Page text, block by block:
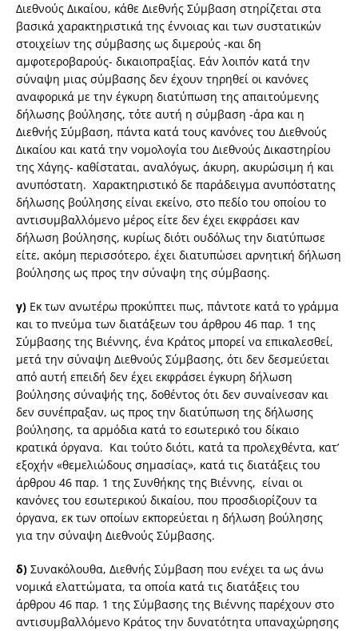
Διεθνούς Δικαίου, κάθε Διεθνής Σύμβαση στηρίζεται στα
βασικά χαρακτηριστικά της έννοιας και των συστατικών
στοιχείων της σύμβασης ως διμερούς -και δη
αμφοτεροβαρούς- δικαιοπραξίας. Εάν λοιπόν κατά την
σύναψη μιας σύμβασης δεν έχουν τηρηθεί οι κανόνες
αναφορικά με την έγκυρη διατύπωση της απαιτούμενης
δήλωσης βούλησης, τότε αυτή η σύμβαση -άρα και η
Διεθνής Σύμβαση, πάντα κατά τους κανόνες του Διεθνούς
Δικαίου και κατά την νομολογία του Διεθνούς Δικαστηρίου
της Χάγης- καθίσταται, αναλόγως, άκυρη, ακυρώσιμη ή και
ανυπόστατη. Χαρακτηριστικό δε παράδειγμα ανυπόστατης
δήλωσης βούλησης είναι εκείνο, στο πεδίο του οποίου το
αντισυμβαλλόμενο μέρος είτε δεν έχει εκφράσει καν
δήλωση βούλησης, κυρίως διότι ουδόλως την διατύπωσε
είτε, ακόμη περισσότερο, έχει διατυπώσει αρνητική δήλωση
βούλησης ως προς την σύναψη της σύμβασης.
γ) Εκ των ανωτέρω προκύπτει πως, πάντοτε κατά το γράμμα
και το πνεύμα των διατάξεων του άρθρου 46 παρ. 1 της
Σύμβασης της Βιέννης, ένα Κράτος μπορεί να επικαλεσθεί,
μετά την σύναψη Διεθνούς Σύμβασης, ότι δεν δεσμεύεται
από αυτή επειδή δεν έχει εκφράσει έγκυρη δήλωση
βούλησης σύναψής της, δοθέντος ότι δεν συναίνεσαν και
δεν συνέπραξαν, ως προς την διατύπωση της δήλωσης
βούλησης, τα αρμόδια κατά το εσωτερικό του δίκαιο
κρατικά όργανα. Και τούτο διότι, κατά τα προλεχθέντα, κατ’
εξοχήν «θεμελιώδους σημασίας», κατά τις διατάξεις του
άρθρου 46 παρ. 1 της Συνθήκης της Βιέννης, είναι οι
κανόνες του εσωτερικού δικαίου, που προσδιορίζουν τα
όργανα, εκ των οποίων εκπορεύεται η δήλωση βούλησης
για την σύναψη Διεθνούς Σύμβασης.
δ) Συνακόλουθα, Διεθνής Σύμβαση που ενέχει τα ως άνω
νομικά ελαττώματα, τα οποία κατά τις διατάξεις του
άρθρου 46 παρ. 1 της Σύμβασης της Βιέννης παρέχουν στο
αντισυμβαλλόμενο Κράτος την δυνατότητα υπαναχώρησης